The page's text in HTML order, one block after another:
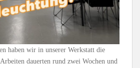
haben wir in unserer Werkstatt die
dauerten rund zwei Wochen und